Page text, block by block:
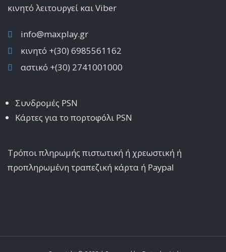
κινητό λειτoυργεί και Viber
info@maxplay.gr
κινητό +(30) 6985561162
αστικό +(30) 2741001000
Συνδρομές PSN
Κάρτες για το πορτοφόλι PSN
Τρόποι πληρωμής πιστωτική ή χρεωστική ή
προπληρωμένη τραπεζική κάρτα ή Paypal